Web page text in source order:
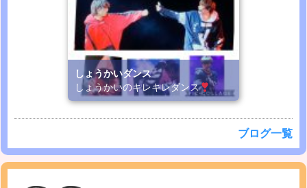
しょうかいダンス
しょうかいのキレキレダンス
ブログ一覧